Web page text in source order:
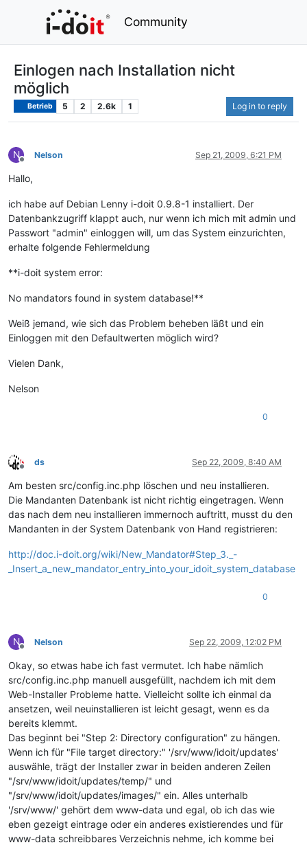
Community
Einlogen nach Installation nicht
möglich
Betrieb 5 2 2.6k 1 Log in to reply
N
Offline
Nelson Sep 21, 2009, 6:21 PM
Hallo,
ich habe auf Debian Lenny i-doit 0.9.8-1 installiert. Der
Datenbankzugriff klappt auch, nur wenn ich mich mit admin und
Passwort "admin" einloggen will, um das System einzurichten,
erhalte folgende Fehlermeldung
**i-doit system error:
No mandators found in system database!**
Weiß jemand, wie sich das Problem beheben läßt und ein
Einloggen mit den Defaultwerten möglich wird?
Vielen Dank,
Nelson
0
Offline
ds Sep 22, 2009, 8:40 AM
Am besten src/config.inc.php löschen und neu installieren.
Die Mandanten Datenbank ist nicht richtig eingetragen. Wenn
das nach dem neu installieren immernoch auftritt, musst du den
Mandanten in der System Datenbank von Hand registrieren:
http://doc.i-doit.org/wiki/New_Mandator#Step_3._-
_Insert_a_new_mandator_entry_into_your_idoit_system_database
0
N
Offline
Nelson Sep 22, 2009, 12:02 PM
Okay, so etwas habe ich fast vermutet. Ich habe nämlich
src/config.inc.php manuell ausgefüllt, nachdem ich mit dem
Web-Installer Probleme hatte. Vielleicht sollte ich einmal da
ansetzen, weil neuinstallieren ist leicht gesagt, wenn es da
bereits klemmt.
Das beginnt bei "Step 2: Directory configuration" zu hängen.
Wenn ich für "File target directory:" '/srv/www/idoit/updates'
auswähle, trägt der Installer zwar in beiden anderen Zeilen
"/srv/www/idoit/updates/temp/" und
"/srv/www/idoit/updates/images/" ein. Alles unterhalb
'/srv/www/' gehört dem www-data und egal, ob ich das wie
eben gezeigt eintrage oder ein anderes existierendes und für
www-data schreibbares Verzeichnis nehme, ich komme bei